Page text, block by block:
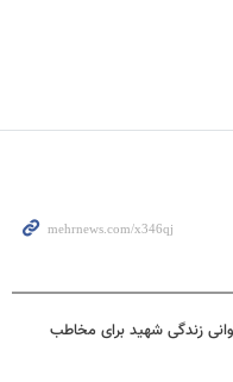
زندگی شهید برای مخاطب